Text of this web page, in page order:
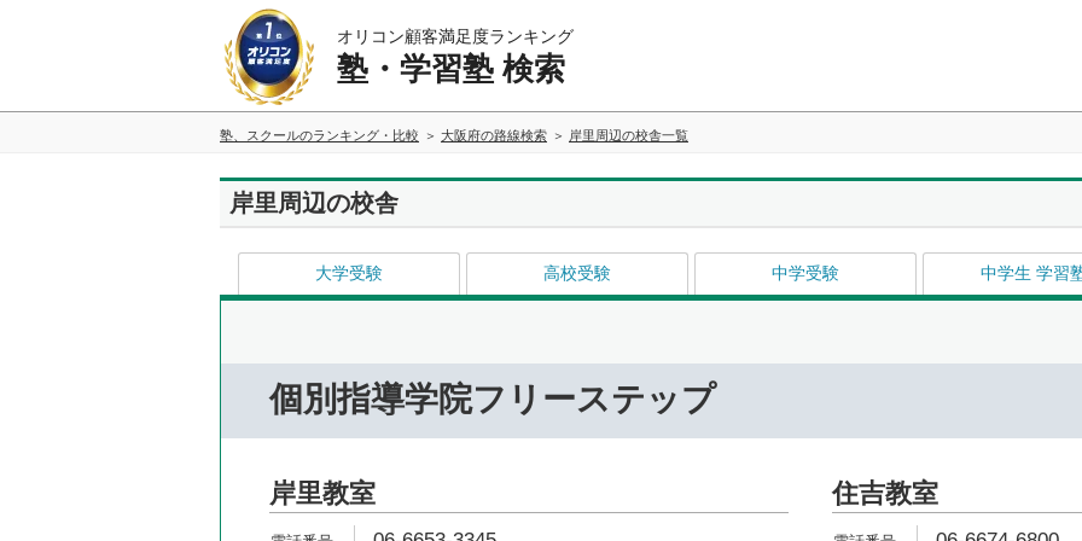
オリコン顧客満足度ランキング
塾・学習塾 検索
塾、スクールのランキング・比較 大阪府の路線検索 岸里周辺の校舎一覧
岸里周辺の校舎
大学受験 高校受験 中学受験 中学生 学習
個別指導学院フリーステップ
岸里教室 住吉教室